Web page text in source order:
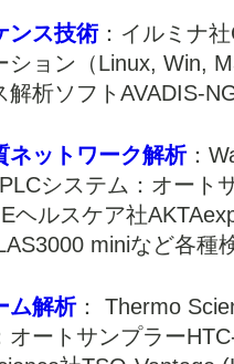
ンス技術：イルミナ
ション（Linux, Win,
解析ソフトAVADIS-
ネットワーク解析：
システム：オート
ヘルスケア社
miniなど各種
ム解析： Thermo
オートサンプラー